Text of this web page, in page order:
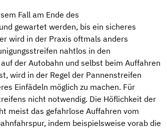
Fall am Ende des
gewartet werden, bis ein sicheres
wird in der Praxis oftmals anders
nahtlos in den
der Autobahn und selbst beim Auffahren
wird in der Regel der Pannenstreifen
Einfädeln möglich zu machen. Für
nicht notwendig. Die Höflichkeit der
meist das gefahrlose Auffahren vom
indem beispielsweise vorab die